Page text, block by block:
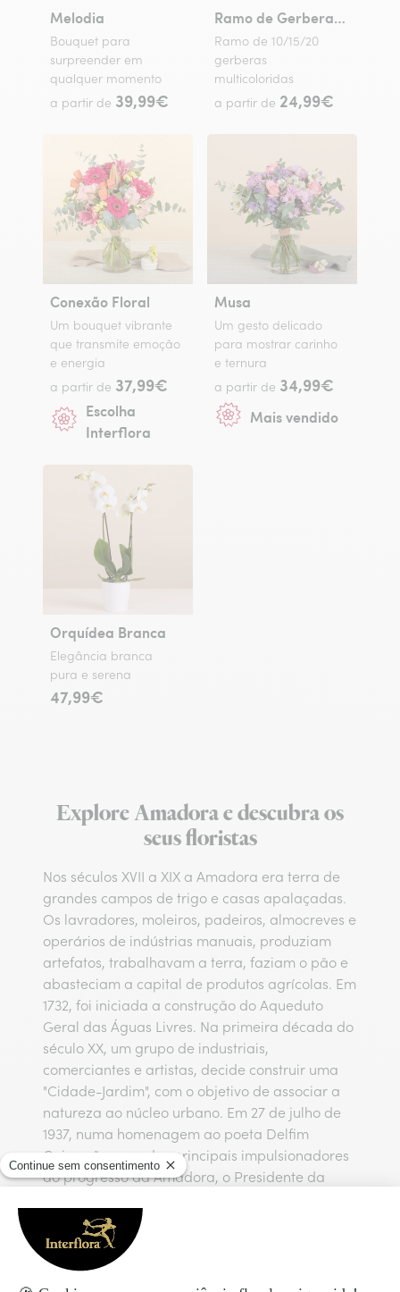
Melodia
Bouquet para
surpreender em
qualquer momento
a partir de 39,99€
Ramo de Gerberas Coloridas
Ramo de 10/15/20
gerberas
multicoloridas
a partir de 24,99€
Conexão Floral
Um bouquet vibrante
que transmite emoção
e energia
a partir de 37,99€
Escolha
Interflora
Musa
Um gesto delicado
para mostrar carinho
e ternura
a partir de 34,99€
Mais vendido
Orquídea Branca
Elegância branca
pura e serena
47,99€
Explore Amadora e descubra os
seus floristas
Nos séculos XVII a XIX a Amadora era terra de
grandes campos de trigo e casas apalaçadas.
Os lavradores, moleiros, padeiros, almocreves e
operários de indústrias manuais, produziam
artefatos, trabalhavam a terra, faziam o pão e
abasteciam a capital de produtos agrícolas. Em
1732, foi iniciada a construção do Aqueduto
Geral das Águas Livres. Na primeira década do
século XX, um grupo de industriais,
comerciantes e artistas, decide construir uma
"Cidade-Jardim", com o objetivo de associar a
natureza ao núcleo urbano. Em 27 de julho de
1937, numa homenagem ao poeta Delfim
Guimarães, um dos principais impulsionadores
do progresso da Amadora, o Presidente da
Jardim-Parque Delfim Guimarães.